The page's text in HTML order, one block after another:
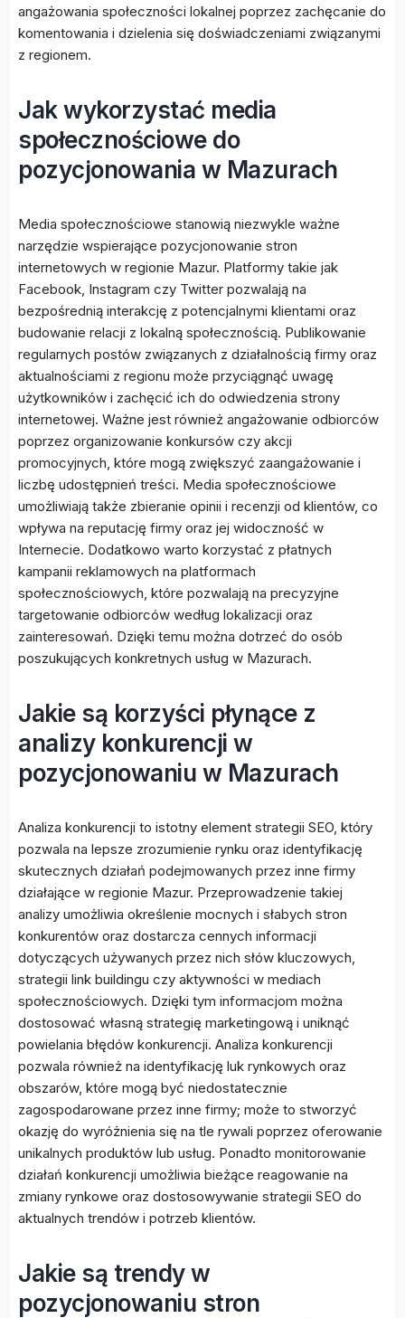
angażowania społeczności lokalnej poprzez zachęcanie do
komentowania i dzielenia się doświadczeniami związanymi
z regionem.
Jak wykorzystać media
społecznościowe do
pozycjonowania w Mazurach
Media społecznościowe stanowią niezwykle ważne
narzędzie wspierające pozycjonowanie stron
internetowych w regionie Mazur. Platformy takie jak
Facebook, Instagram czy Twitter pozwalają na
bezpośrednią interakcję z potencjalnymi klientami oraz
budowanie relacji z lokalną społecznością. Publikowanie
regularnych postów związanych z działalnością firmy oraz
aktualnościami z regionu może przyciągnąć uwagę
użytkowników i zachęcić ich do odwiedzenia strony
internetowej. Ważne jest również angażowanie odbiorców
poprzez organizowanie konkursów czy akcji
promocyjnych, które mogą zwiększyć zaangażowanie i
liczbę udostępnień treści. Media społecznościowe
umożliwiają także zbieranie opinii i recenzji od klientów, co
wpływa na reputację firmy oraz jej widoczność w
Internecie. Dodatkowo warto korzystać z płatnych
kampanii reklamowych na platformach
społecznościowych, które pozwalają na precyzyjne
targetowanie odbiorców według lokalizacji oraz
zainteresowań. Dzięki temu można dotrzeć do osób
poszukujących konkretnych usług w Mazurach.
Jakie są korzyści płynące z
analizy konkurencji w
pozycjonowaniu w Mazurach
Analiza konkurencji to istotny element strategii SEO, który
pozwala na lepsze zrozumienie rynku oraz identyfikację
skutecznych działań podejmowanych przez inne firmy
działające w regionie Mazur. Przeprowadzenie takiej
analizy umożliwia określenie mocnych i słabych stron
konkurentów oraz dostarcza cennych informacji
dotyczących używanych przez nich słów kluczowych,
strategii link buildingu czy aktywności w mediach
społecznościowych. Dzięki tym informacjom można
dostosować własną strategię marketingową i uniknąć
powielania błędów konkurencji. Analiza konkurencji
pozwala również na identyfikację luk rynkowych oraz
obszarów, które mogą być niedostatecznie
zagospodarowane przez inne firmy; może to stworzyć
okazję do wyróżnienia się na tle rywali poprzez oferowanie
unikalnych produktów lub usług. Ponadto monitorowanie
działań konkurencji umożliwia bieżące reagowanie na
zmiany rynkowe oraz dostosowywanie strategii SEO do
aktualnych trendów i potrzeb klientów.
Jakie są trendy w
pozycjonowaniu stron